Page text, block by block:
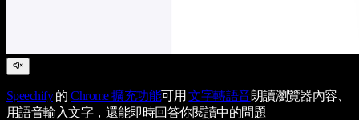
Speechify的Chrome 擴充功能可用文字轉語音朗讀瀏覽器內容、
用語音輸入文字，還能即時回答你閱讀中的問題